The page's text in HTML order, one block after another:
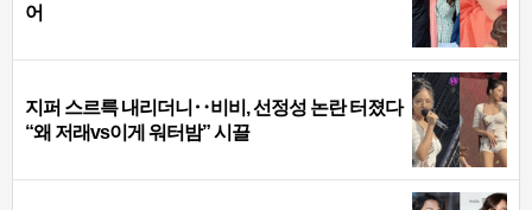
어
지퍼 스르륵 내리더니‥비비, 선정성 논란 터졌다
“왜 저래vs이게 워터밤” 시끌